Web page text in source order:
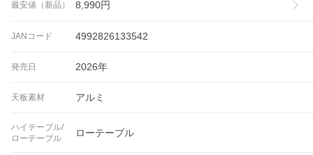
最安値（新品） 8,990円
JANコード 4992826133542
発売日 2026年
天板素材 アルミ
ハイテーブル/
ローテーブル
ローテーブル